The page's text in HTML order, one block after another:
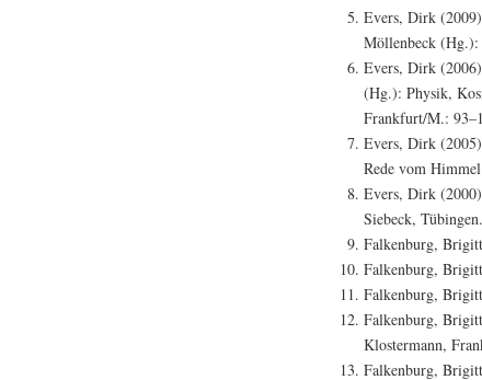
Evers, Dirk
Möllenbeck (Hg.):
Evers, Dirk
(Hg.): Physik,
Frankfurt/M.:
Evers, Dirk
Rede vom
Evers, Dirk
Siebeck, Tübingen.
Falkenburg,
Falkenburg,
Falkenburg,
Falkenburg,
Klostermann,
Falkenburg,